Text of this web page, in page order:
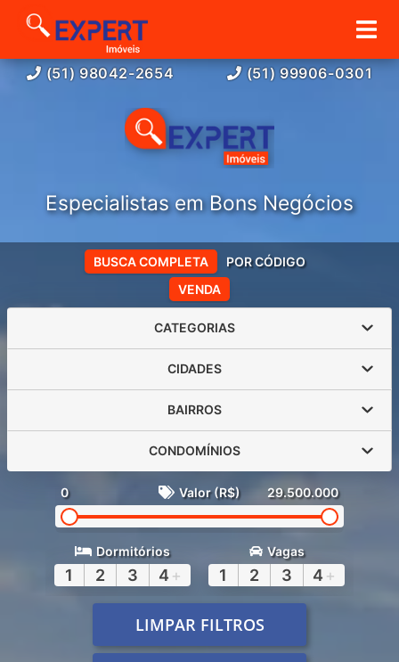
(51) 98042-2654 (51) 99906-0301
Especialistas em Bons Negócios
VENDA
BUSCA COMPLETA POR CÓDIGO
CATEGORIAS
CIDADES
BAIRROS
CONDOMÍNIOS
0 Valor (R$) 29.500.000
Dormitórios
1 2 3 4 +
Vagas
1 2 3 4 +
LIMPAR FILTROS